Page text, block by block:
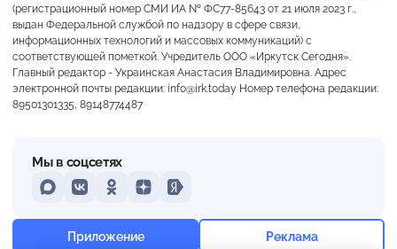
(регистрационный номер СМИ ИА № ФС77-85643 от 21 июля 2023 г.,
выдан Федеральной службой по надзору в сфере связи,
информационных технологий и массовых коммуникаций) с
соответствующей пометкой. Учредитель ООО «Иркутск Сегодня».
Главный редактор - Украинская Анастасия Владимировна. Адрес
электронной почты редакции: info@irk.today Номер телефона редакции:
89501301335, 89148774487
Мы в соцсетях
MAXVKontakteOdnoklassniki
DzenYandex
Приложение Реклама